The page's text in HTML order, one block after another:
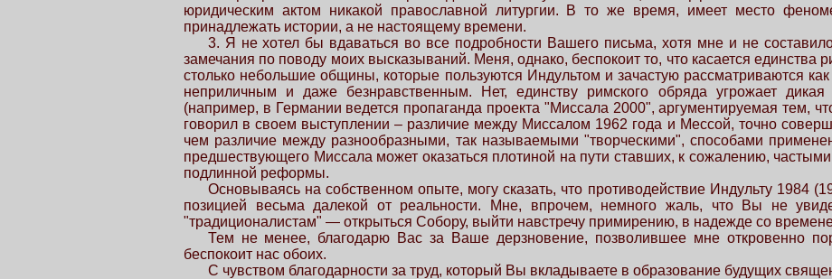
юридическим актом никакой православной литургии. В то же время, имеет место
принадлежать истории, а не настоящему времени.
3. Я не хотел бы вдаваться во все подробности Вашего письма, хотя мне и не
замечания по поводу моих высказываний. Меня, однако, беспокоит то, что касается единства
столько небольшие общины, которые пользуются Индультом и зачастую рассматриваются
неприличным и даже безнравственным. Нет, единству римского обряда угрожает дикая
(например, в Германии ведется пропаганда проекта "Миссала 2000", аргументируемая тем,
говорил в своем выступлении – различие между Миссалом 1962 года и Мессой, точно
чем различие между разнообразными, так называемыми "творческими", способами
предшествующего Миссала может оказаться плотиной на пути ставших, к сожалению,
подлинной реформы.
Основываясь на собственном опыте, могу сказать, что противодействие Индульту 1984
позицией весьма далекой от реальности. Мне, впрочем, немного жаль, что Вы не
"традиционалистам" — открыться Собору, выйти навстречу примирению, в надежде со
Тем не менее, благодарю Вас за Ваше дерзновение, позволившее мне откровенно
беспокоит нас обоих.
С чувством благодарности за труд, который Вы вкладываете в образование будущих